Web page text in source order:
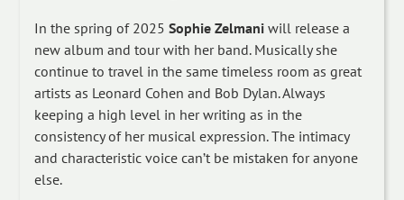
In the spring of 2025Sophie Zelmani will release a
new album and tour with her band. Musically she
continue to travel in the same timeless room as great
artists as Leonard Cohen and Bob Dylan. Always
keeping a high level in her writing as in the
consistency of her musical expression. The intimacy
and characteristic voice can’t be mistaken for anyone
else.